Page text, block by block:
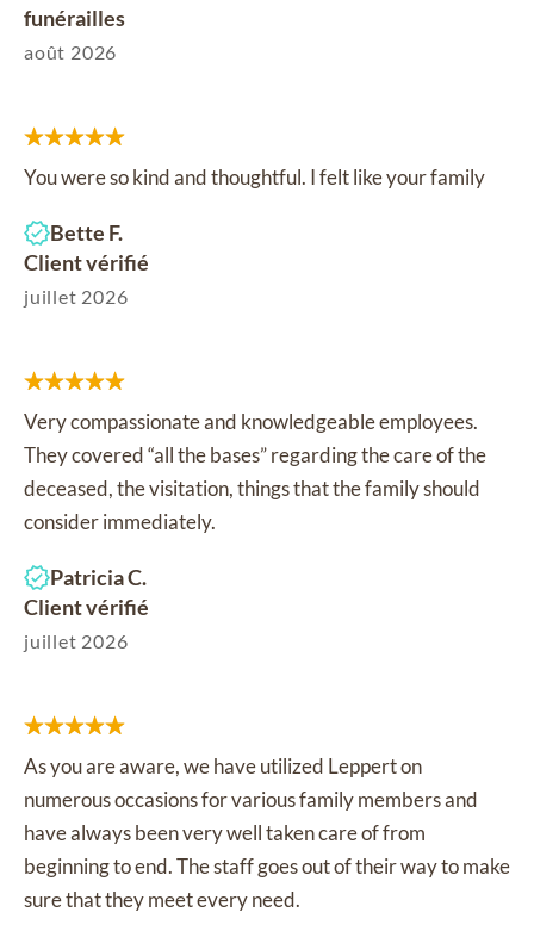
funérailles
août 2026
You were so kind and thoughtful. I felt like your family
Bette F.
Client vérifié
juillet 2026
Very compassionate and knowledgeable employees.
They covered “all the bases” regarding the care of the
deceased, the visitation, things that the family should
consider immediately.
Patricia C.
Client vérifié
juillet 2026
As you are aware, we have utilized Leppert on
numerous occasions for various family members and
have always been very well taken care of from
beginning to end. The staff goes out of their way to make
sure that they meet every need.